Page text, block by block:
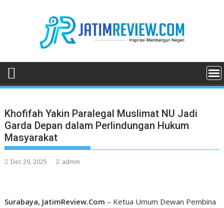
Khofifah Yakin Paralegal Muslimat NU Jadi
Garda Depan dalam Perlindungan Hukum
Masyarakat
Dec 29, 2025 admin
Surabaya, JatimReview.Com – Ketua Umum Dewan Pembina